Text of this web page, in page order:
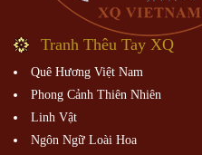
Tranh Thêu Tay XQ
Quê Hương Việt Nam
Phong Cảnh Thiên Nhiên
Linh Vật
Ngôn Ngữ Loài Hoa